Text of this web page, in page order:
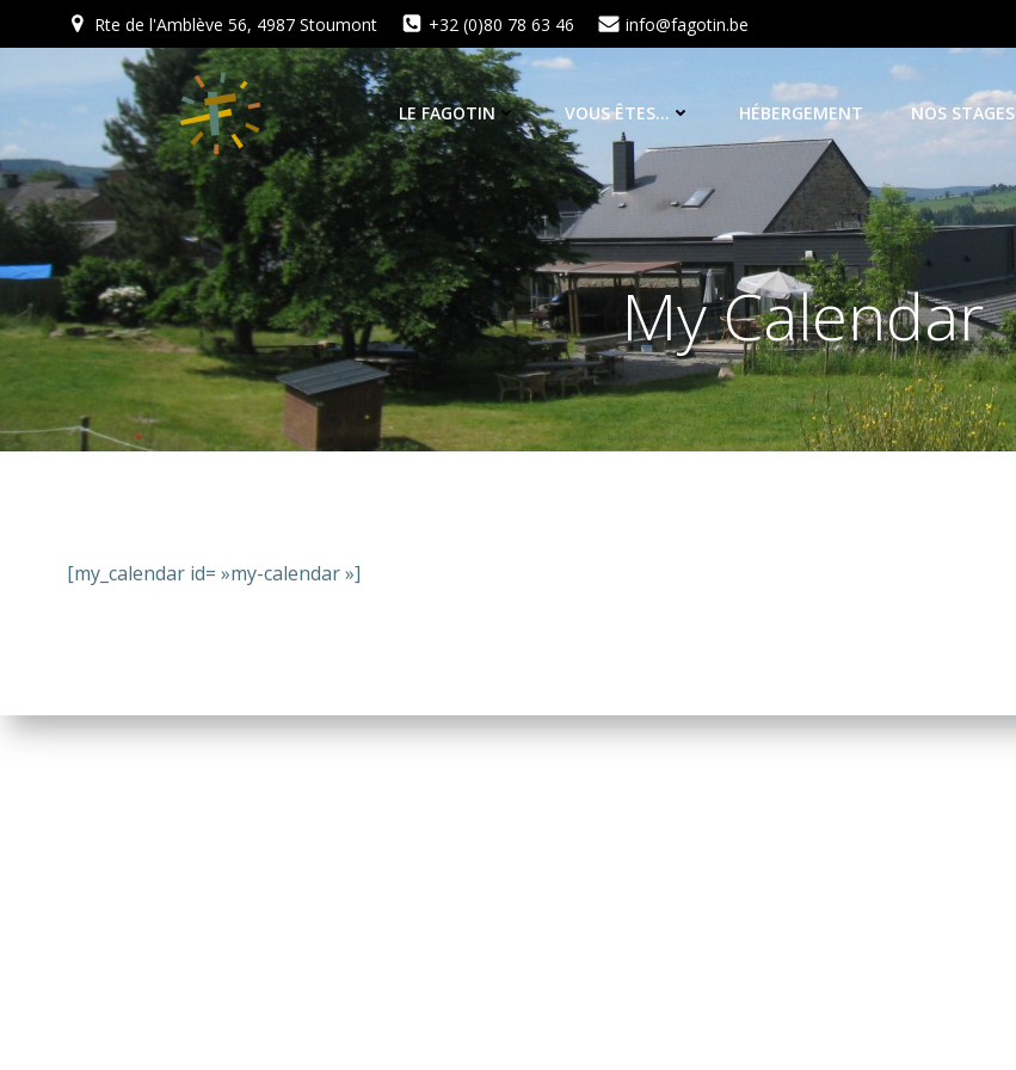
au
Rte de l'Amblève 56, 4987 Stoumont +32 (0)80 78 63 46 info@fagotin.be
LE FAGOTIN VOUS ÊTES… HÉBERGEMENT NOS STAGES
My Calendar
[my_calendar id= »my-calendar »]